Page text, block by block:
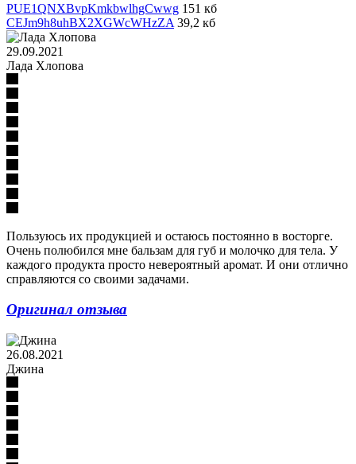
PUE1QNXBvpKmkbwlhgCwwg 151 кб
CEJm9h8uhBX2XGWcWHzZA 39,2 кб
29.09.2021
Лада Хлопова
Пользуюсь их продукцией и остаюсь постоянно в восторге.
Очень полюбился мне бальзам для губ и молочко для тела. У
каждого продукта просто невероятный аромат. И они отлично
справляются со своими задачами.
Оригинал отзыва
26.08.2021
Джина